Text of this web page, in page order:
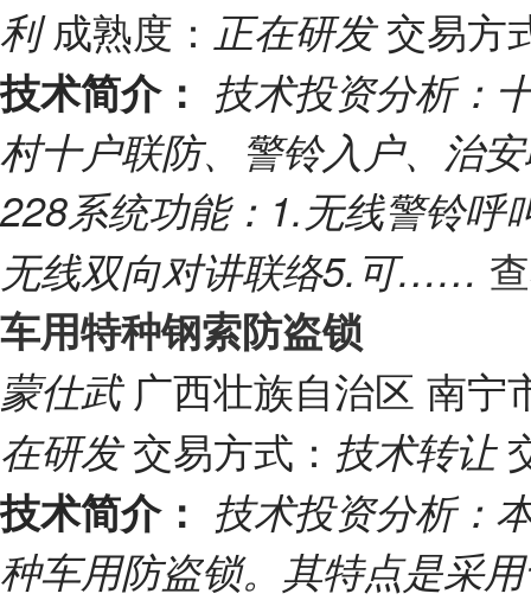
利 成熟度： 正在研发 交易方
技术简介： 技术投资分析：
村十户联防、警铃入户、治
228系统功能：1.无线警铃呼
无线双向对讲联络5.可……
车用特种钢索防盗锁
蒙仕武 广西壮族自治区 南宁
在研发 交易方式： 技术转让
技术简介： 技术投资分析：
种车用防盗锁。其特点是采